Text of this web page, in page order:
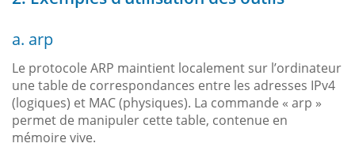
a. arp
Le protocole ARP maintient localement sur l’ordinateur
une table de correspondances entre les adresses IPv4
(logiques) et MAC (physiques). La commande « arp »
permet de manipuler cette table, contenue en
mémoire vive.